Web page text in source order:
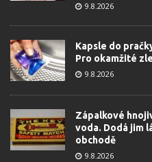
9.8.2026
Kapsle do
Pro okamžité
9.8.2026
Zápalkové
voda. Dodá jim
obchodě
9.8.2026